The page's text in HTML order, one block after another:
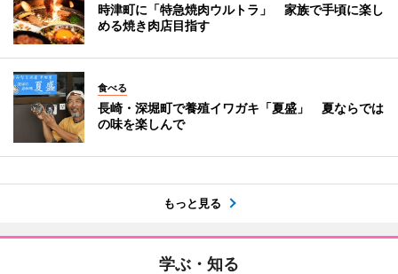
時津町に「特急焼肉ウルトラ」 家族で手頃に楽し
める焼き肉店目指す
食べる
長崎・深堀町で養殖イワガキ「夏盛」 夏ならでは
の味を楽しんで
もっと見る
学ぶ・知る